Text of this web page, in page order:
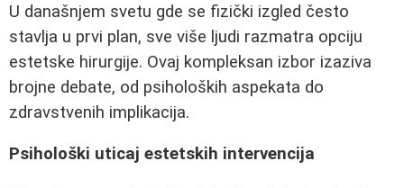
U današnjem svetu gde se fizički izgled često
stavlja u prvi plan, sve više ljudi razmatra opciju
estetske hirurgije. Ovaj kompleksan izbor izaziva
brojne debate, od psiholoških aspekata do
zdravstvenih implikacija.
Psihološki uticaj estetskih intervencija